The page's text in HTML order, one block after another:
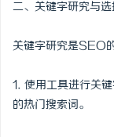
二、关键字研究与选
关键字研究是SEO
1. 使用工具进行
的热门搜索词。